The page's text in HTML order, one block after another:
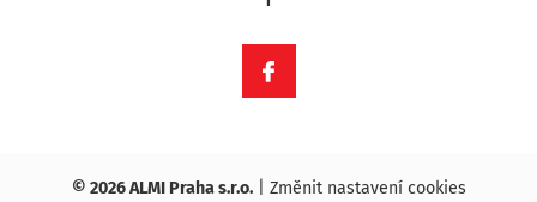
© 2026 ALMI Praha s.r.o.| Změnit nastavení cookies